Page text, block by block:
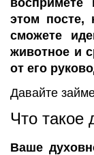
этом
сможете
животное и
от его
Давайте
Что такое
Ваше